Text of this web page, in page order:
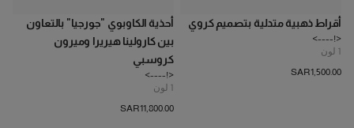
أقراط ذهبية متدلية بتصميم كروي
<!---->
1 لون
SAR‌1,500.00
أحذية الكاوبوي "جورجيا" بالتعاون
بين كارولينا هيريرا وميرون
كروسبي
<!---->
1 لون
SAR‌11,800.00